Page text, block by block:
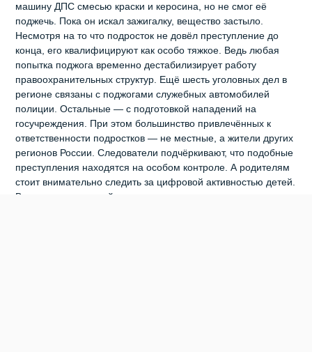
машину ДПС смесью краски и керосина, но не смог её
поджечь. Пока он искал зажигалку, вещество застыло.
Несмотря на то что подросток не довёл преступление до
конца, его квалифицируют как особо тяжкое. Ведь любая
попытка поджога временно дестабилизирует работу
правоохранительных структур. Ещё шесть уголовных дел в
регионе связаны с поджогами служебных автомобилей
полиции. Остальные — с подготовкой нападений на
госучреждения. При этом большинство привлечённых к
ответственности подростков — не местные, а жители других
регионов России. Следователи подчёркивают, что подобные
преступления находятся на особом контроле. А родителям
стоит внимательно следить за цифровой активностью детей.
Ведь именно в онлайн‑пространстве чаще всего происходит